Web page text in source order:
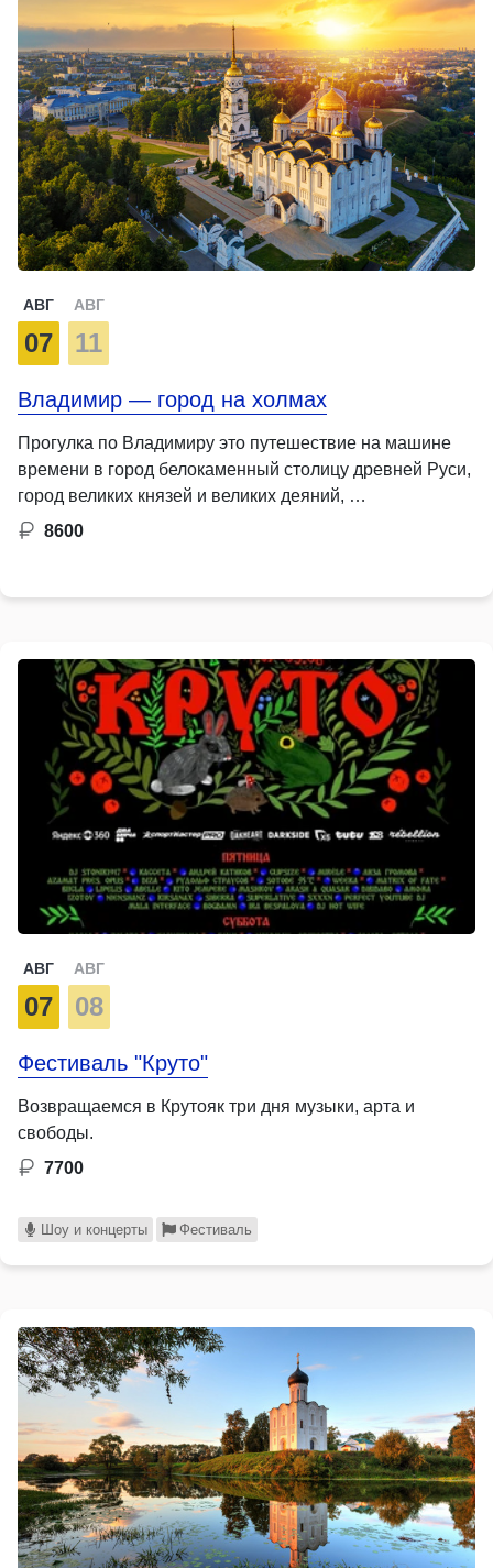
АВГ
07
АВГ
11
Владимир — город на холмах
Прогулка по Владимиру это путешествие на машине
времени в город белокаменный столицу древней Руси,
город великих князей и великих деяний, …
8600
АВГ
07
АВГ
08
Фестиваль "Круто"
Возвращаемся в Крутояк три дня музыки, арта и
свободы.
7700
Шоу и концерты Фестиваль